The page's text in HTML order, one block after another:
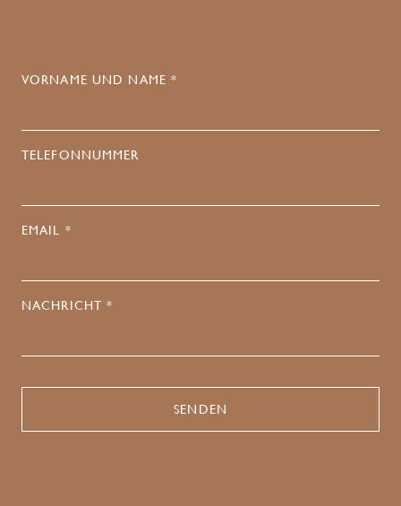
VORNAME UND NAME *
TELEFONNUMMER
EMAIL *
NACHRICHT *